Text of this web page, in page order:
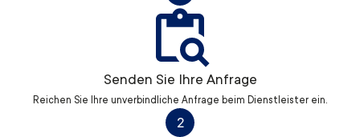
Senden Sie Ihre Anfrage
Reichen Sie Ihre unverbindliche Anfrage beim Dienstleister ein.
2